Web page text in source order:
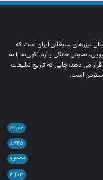
تیزرهای تبلیغاتی ایران است که
نمایش خانگی و آرم‌ آگهی‌ها را به‌
می‌ دهد؛ جایی که تاریخ تبلیغات
است.
۶۹,۱۰۶
۸,۴۴۵
۶,۳۳۳
۳,۴۰۳